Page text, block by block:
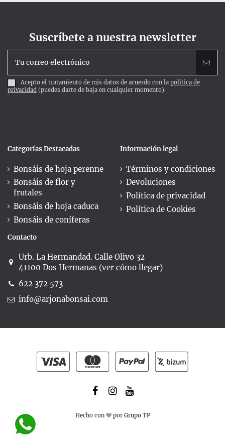
Suscríbete a nuestra newsletter
Acepto el tratamiento de mis datos de acuerdo con la política de
privacidad (puedes darte de baja en cualquier momento).
Categorías Destacadas
Bonsáis de hoja perenne
Bonsáis de flor y
frutales
Bonsáis de hoja caduca
Bonsáis de coníferas
Información legal
Términos y condiciones
Devoluciones
Política de privacidad
Política de Cookies
Contacto
Urb. La Hermandad. Calle Olivo 32
41100 Dos Hermanas (ver cómo llegar)
622 372 573
info@arjonabonsai.com
Hecho con por Grupo TP